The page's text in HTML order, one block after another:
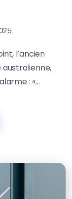
l’ancien
: «...